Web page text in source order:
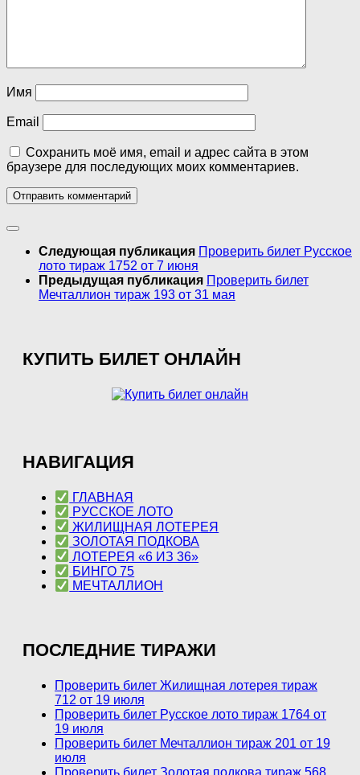
Имя
Email
Сохранить моё имя, email и адрес сайта в этом
браузере для последующих моих комментариев.
Следующая публикация Проверить билет Русское
лото тираж 1752 от 7 июня
Предыдущая публикация Проверить билет
Мечталлион тираж 193 от 31 мая
КУПИТЬ БИЛЕТ ОНЛАЙН
НАВИГАЦИЯ
ГЛАВНАЯ
РУССКОЕ ЛОТО
ЖИЛИЩНАЯ ЛОТЕРЕЯ
ЗОЛОТАЯ ПОДКОВА
ЛОТЕРЕЯ «6 ИЗ 36»
БИНГО 75
МЕЧТАЛЛИОН
ПОСЛЕДНИЕ ТИРАЖИ
Проверить билет Жилищная лотерея тираж
712 от 19 июля
Проверить билет Русское лото тираж 1764 от
19 июля
Проверить билет Мечталлион тираж 201 от 19
июля